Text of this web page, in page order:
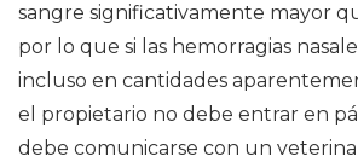
sangre significativamente mayor
por lo que si las hemorragias
incluso en cantidades
el propietario no debe entrar en
debe comunicarse con un